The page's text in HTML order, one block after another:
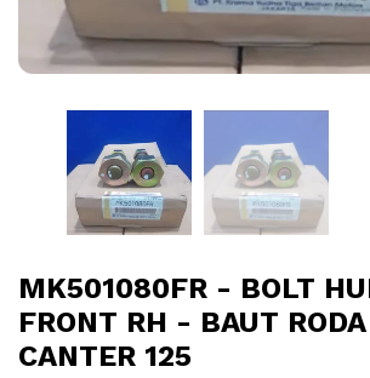
MK501080FR - BOLT
FRONT RH - BAUT
CANTER 125